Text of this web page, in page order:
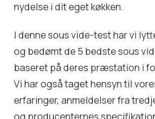
nydelse i dit eget køkken.
I denne sous vide-test har vi
og bedømt de 5 bedste sous
baseret på deres præstation i
Vi har også taget hensyn til
erfaringer, anmeldelser fra